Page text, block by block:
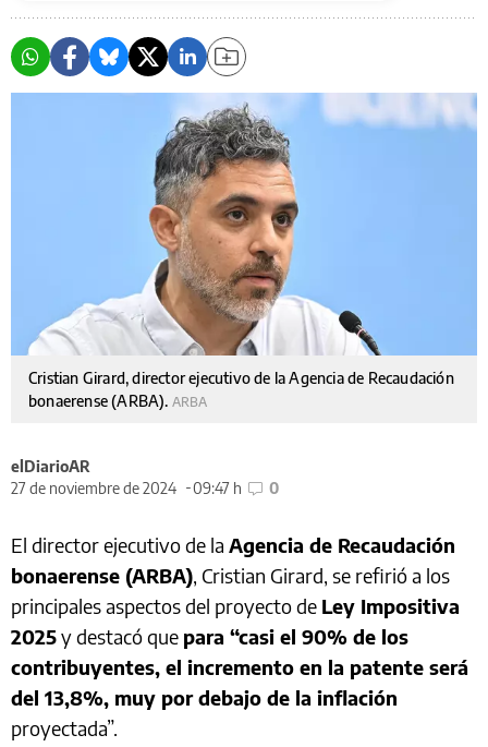
Cristian Girard, director ejecutivo de la Agencia de Recaudación
bonaerense (ARBA). ARBA
elDiarioAR
27 de noviembre de 2024
09:47 h 0
El director ejecutivo de la Agencia de Recaudación
bonaerense (ARBA), Cristian Girard, se refirió a los
principales aspectos del proyecto de Ley Impositiva
2025y destacó que para “casi el 90% de los
contribuyentes, el incremento en la patente será
del 13,8%, muy por debajo de la inflación
proyectada”.